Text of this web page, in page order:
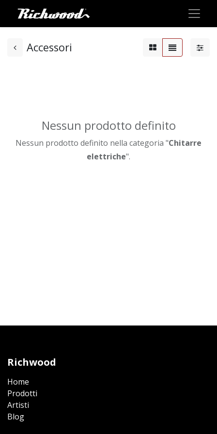
Accessori
Nessun prodotto definito
Nessun prodotto definito nella categoria "Chitarre
elettriche".
Richwood
Home
Prodotti​
Artisti
Blog